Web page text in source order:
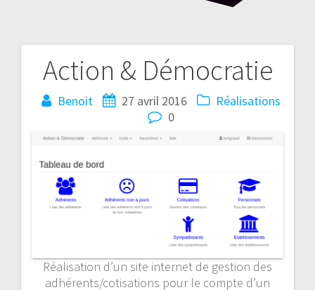
Action & Démocratie
Benoit 27 avril 2016
Réalisations
0
Réalisation d’un site internet de gestion des
adhérents/cotisations pour le compte d’un
Navigation
de
l’article